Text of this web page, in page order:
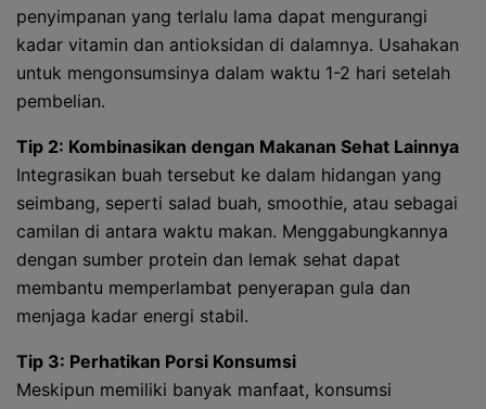
penyimpanan yang terlalu lama dapat mengurangi
kadar vitamin dan antioksidan di dalamnya. Usahakan
untuk mengonsumsinya dalam waktu 1-2 hari setelah
pembelian.
Tip 2: Kombinasikan dengan Makanan Sehat Lainnya
Integrasikan buah tersebut ke dalam hidangan yang
seimbang, seperti salad buah, smoothie, atau sebagai
camilan di antara waktu makan. Menggabungkannya
dengan sumber protein dan lemak sehat dapat
membantu memperlambat penyerapan gula dan
menjaga kadar energi stabil.
Tip 3: Perhatikan Porsi Konsumsi
Meskipun memiliki banyak manfaat, konsumsi